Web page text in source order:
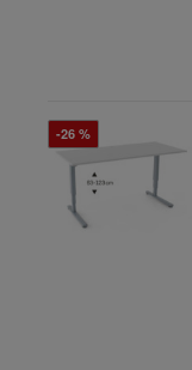
-26 %